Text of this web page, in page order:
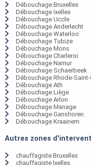
Débouchage Bruxelles
Débouchage Ixelles
Débouchage Uccle
Débouchage Anderlecht
Débouchage Waterloo
Débouchage Tubize
Débouchage Mons
Débouchage Charleroi
Débouchage Namur
Débouchage Schaerbeek
Débouchage Rhode-Saint-
Débouchage Ath
Débouchage Liège
Débouchage Arlon
Débouchage Manage
Débouchage Ganshoren
Débouchage Kraainem
Autres zones
chauffagiste Bruxelles
chauffagiste Ixelles